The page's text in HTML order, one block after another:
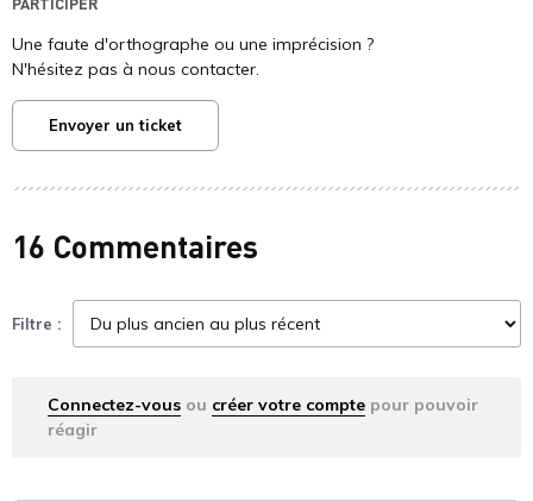
Une faute d'orthographe ou une imprécision ?
N'hésitez pas à nous contacter.
Envoyer un ticket
16 Commentaires
Filtre :
Connectez-vous ou créer votre compte pour pouvoir
réagir